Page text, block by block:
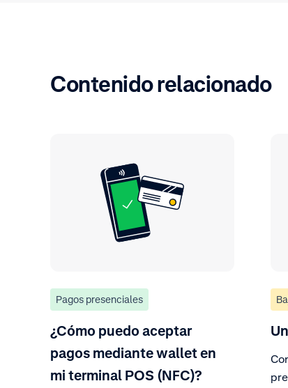
Contenido relacionado
Pagos presenciales
¿Cómo puedo aceptar
pagos mediante wallet en
mi terminal POS (NFC)?